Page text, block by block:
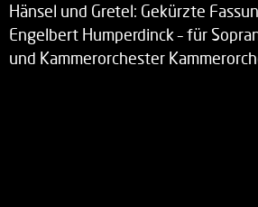
Hänsel und Gretel: Gekürzte
Engelbert Humperdinck – für
und Kammerorchester